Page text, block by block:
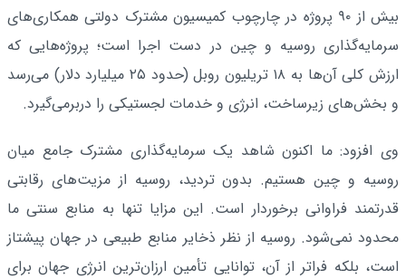
بیش از ۹۰ پروژه در چارچوب کمیسیون مشترک دولتی همکاری‌های
سرمایه‌گذاری روسیه و چین در دست اجرا است؛ پروژه‌هایی که
ارزش کلی آن‌ها به ۱۸ تریلیون روبل (حدود ۲۵ میلیارد دلار) می‌رسد
و بخش‌های زیرساخت، انرژی و خدمات لجستیکی را دربرمی‌گیرد.
وی افزود: ما اکنون شاهد یک سرمایه‌گذاری مشترک جامع میان
روسیه و چین هستیم. بدون تردید، روسیه از مزیت‌های رقابتی
قدرتمند فراوانی برخوردار است. این مزایا تنها به منابع سنتی ما
محدود نمی‌شود. روسیه از نظر ذخایر منابع طبیعی در جهان پیشتاز
است، بلکه فراتر از آن، توانایی تأمین ارزان‌ترین انرژی جهان برای